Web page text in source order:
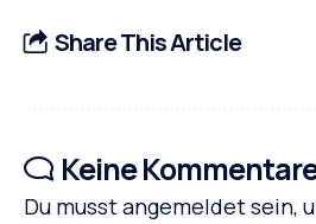
Share This Article
Keine
Du musstangemeldetsein,